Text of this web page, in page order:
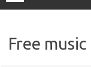
Free music